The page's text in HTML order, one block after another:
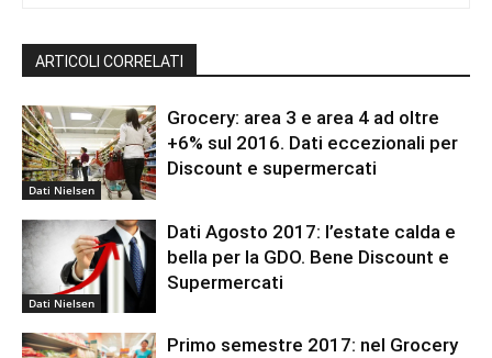
ARTICOLI CORRELATI
Dati Nielsen
Grocery: area 3 e area 4 ad oltre
+6% sul 2016. Dati eccezionali per
Discount e supermercati
Dati Nielsen
Dati Agosto 2017: l’estate calda e
bella per la GDO. Bene Discount e
Supermercati
Primo semestre 2017: nel Grocery